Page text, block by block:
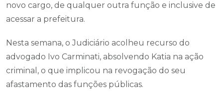
novo cargo, de qualquer outra função e inclusive de
acessar a prefeitura.
Nesta semana, o Judiciário acolheu recurso do
advogado Ivo Carminati, absolvendo Katia na ação
criminal, o que implicou na revogação do seu
afastamento das funções públicas.